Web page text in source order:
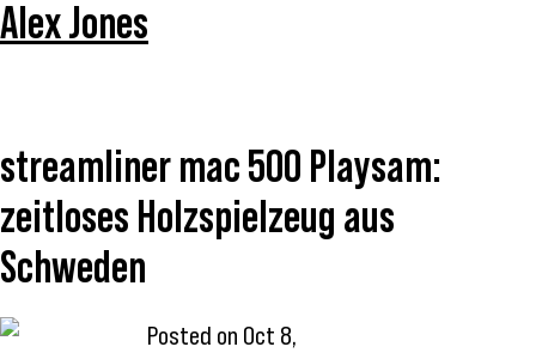
Alex Jones
streamliner mac 500 Playsam:
zeitloses Holzspielzeug aus
Schweden
Posted on Oct 8,